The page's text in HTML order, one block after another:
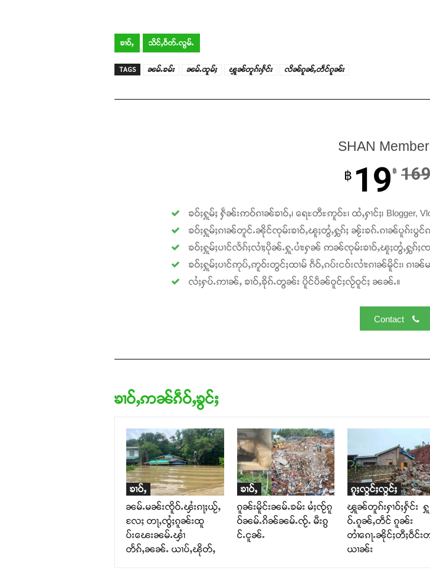
ၶၢဝ်ႇ သိင်ႇဝႅတ်ႉလွမ်ႉ
TAGS ၼမ်ႉၶမ်း ၼမ်ႉထူမ်ႈ ၾူၼ်တူၵ်းႁႅင်း လိၼ်ၵူၼ်ႇတဵင်ၵူၼ်း
SHAN
฿ 19 ฿
ၶဝ်ႈႁူမ်ႈ ႁဵၼ်းဢဝ်ၵၢၼ်ၶၢဝ်ႇ၊ ရေႊတီႊဢူဝ်ႊ၊ ထႆႇႁၢင်ႈ၊
ၶဝ်ႈႁူမ်ႈၵၢၼ်တူင်ႉၼိုင်ၸုမ်းၶၢဝ်ႇၽူႈတွႆႇႁွၵ်ႈ ၼႂ်းၶၵ်ႉၵၢၼ်ပူၵ်းပွင်
ၶဝ်ႈႁူမ်ႈပၢင်လႅၵ်ႈလၢႆႈပိုၼ်ႉႁူႉပၢႆးႁၼ် ဢၼ်ၸုမ်းၶၢဝ်ႇၽူႈတွႆႇႁွၵ်
ၶဝ်ႈႁူမ်ႈပၢင်ဢုပ်ႇဢူဝ်းတွင်ႈထၢမ် ၵဵဝ်ႇၵပ်းငဝ်းလၢႆးၵၢၼ်မိူင်း၊ ၵၢၼ်
လႆႈႁပ်ႉဢၢၼ်ႇ ၶၢဝ်ႇၶိုၵ်ႉတွၼ်း ပိူင်ပဵၼ်ဝူင်ႈလႂ်ဝူင်ႈ ၼၼ်ႉ။
Contact
ၶၢဝ်ႇဢၼ်ၵဵဝ်ႇၶွင်ႈ
ၶၢဝ်ႇ
ၼမ်ႉမၼ်းၸိူဝ်ႉၾႆးၵႃႈယႂ်ႇ
လႄႈ တႃႇၸွႆႈၵူၼ်းထူ
ပ်းၽေးၼမ်ႉၾၢႆ
တႅၵ်ႇၼၼ်ႉ ယၢပ်ႇၽိုတ်ႇ
ၶၢဝ်ႇ
ၵူၼ်းမိူင်းၼမ်ႉၶမ်း မႆႈၸႂ်ၵူ
ဝ်ၼမ်ႉၵိၼ်ၼမ်ႉၸႂ်ႉ မီးၵွ
င်ႉငူၼ်ႉ
ၵူႈလွင်ႈလွင်ႈ
ၾူၼ်တူၵ်းႁၢဝ်ႈႁႅင်း ႁူ
ဝ်ႉၵူၼ်ႇတဵင် ၵူၼ်း
တၢႆၵေႃႉၼိုင်ႈတီႈဝဵင်းတ
ယၢၼ်း